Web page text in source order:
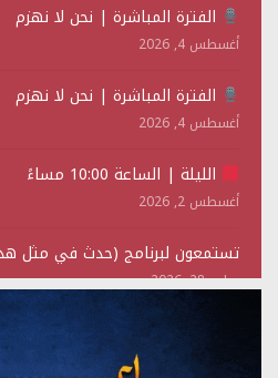
الفترة المباشرة | نحن لا نهزم
أغسطس 4, 2026
الفترة المباشرة | نحن لا نهزم
أغسطس 4, 2026
الليلة | الساعة 10:00 مساءً
أغسطس 2, 2026
تستمعون لبرنامج (حدث في مثل
يوليو 28, 2026
(نحن لا نهزم) بث مباشر